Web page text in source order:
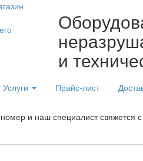
и
Услуги Прайс-лист
номер и наш специалист свяжется